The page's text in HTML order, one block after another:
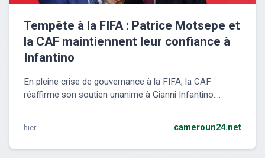
Tempête à la FIFA : Patrice Motsepe et
la CAF maintiennent leur confiance à
Infantino
En pleine crise de gouvernance à la FIFA, la CAF
réaffirme son soutien unanime à Gianni Infantino....
hier cameroun24.net